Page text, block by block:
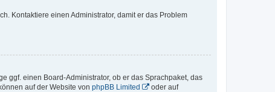
Kontaktiere einen Administrator, damit er das Problem
ggf. einen Board-Administrator, ob er das Sprachpaket, das
auf der Website von phpBB Limited
oder auf